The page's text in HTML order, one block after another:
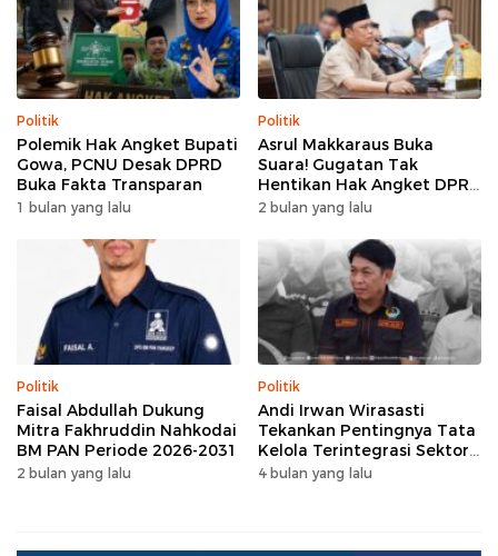
Politik
Polemik Hak Angket Bupati
Gowa, PCNU Desak DPRD
Buka Fakta Transparan
1 bulan yang lalu
Politik
Asrul Makkaraus Buka
Suara! Gugatan Tak
Hentikan Hak Angket DPRD
Gowa
2 bulan yang lalu
Politik
Faisal Abdullah Dukung
Mitra Fakhruddin Nahkodai
BM PAN Periode 2026-2031
2 bulan yang lalu
Politik
Andi Irwan Wirasasti
Tekankan Pentingnya Tata
Kelola Terintegrasi Sektor
Peternakan Sulsel
4 bulan yang lalu